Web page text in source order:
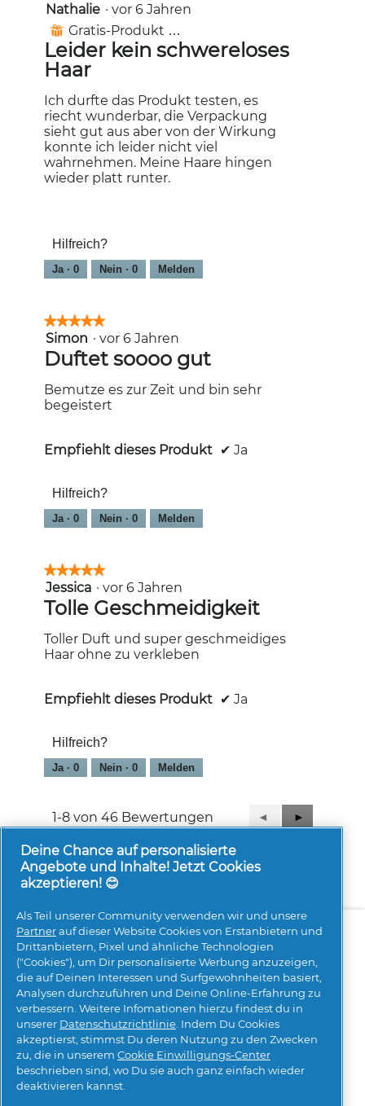
3
von
Sternen.
Nathalie · vor 6 Jahren
⊞ Gratis-Produkt erhalten
Leider kein schwereloses
Haar
Ich durfte das Produkt testen, es
riecht wunderbar, die Verpackung
sieht gut aus aber von der Wirkung
konnte ich leider nicht viel
wahrnehmen. Meine Haare hingen
wieder platt runter.
Hilfreich?
Ja · 0 Nein · 0 Melden
★★★★★
★★★★★
5
von
5
Sternen.
Simon · vor 6 Jahren
Duftet soooo gut
Bemutze es zur Zeit und bin sehr
begeistert
Empfiehlt dieses Produkt ✔ Ja
Hilfreich?
Ja · 0 Nein · 0 Melden
★★★★★
★★★★★
5
von
5
Sternen.
Jessica · vor 6 Jahren
Tolle Geschmeidigkeit
Toller Duft und super geschmeidiges
Haar ohne zu verkleben
Empfiehlt dieses Produkt ✔ Ja
Hilfreich?
Ja · 0 Nein · 0 Melden
1-8 von 46 Bewertungen
Zurück
◄
Weiter
►
Über uns Kontakt pg.com besuchen
Mehr Inspiration
Meine Daten
Geschäftsbedingungen
Deine Chance auf personalisierte
Angebote und Inhalte! Jetzt Cookies
akzeptieren! 😊
Als Teil unserer Community verwenden wir und unsere
Partnerauf dieser Website Cookies von Erstanbietern und
Drittanbietern, Pixel und ähnliche Technologien
("Cookies"), um Dir personalisierte Werbung anzuzeigen,
die auf Deinen Interessen und Surfgewohnheiten basiert,
Analysen durchzuführen und Deine Online-Erfahrung zu
verbessern. Weitere Infomationen hierzu findest du in
unserer Datenschutzrichtlinie. Indem Du Cookies
akzeptierst, stimmst Du deren Nutzung zu den Zwecken
zu, die in unserem Cookie Einwilligungs-Center
beschrieben sind, wo Du sie auch ganz einfach wieder
deaktivieren kannst.